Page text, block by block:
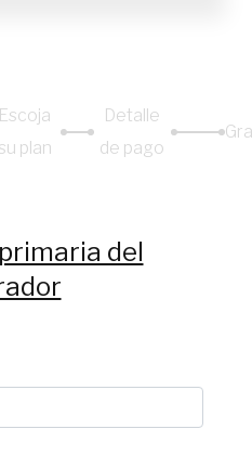
Escoja
plan
Detalle
de pago
del